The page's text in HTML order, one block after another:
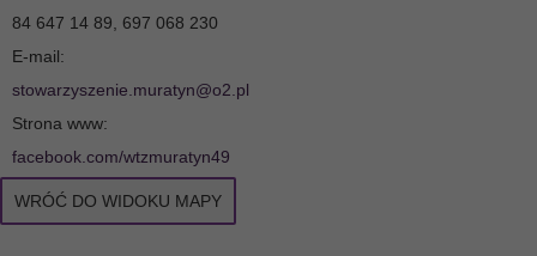
84 647 14 89, 697 068 230
E-mail:
stowarzyszenie.muratyn@o2.pl
Strona www:
facebook.com/wtzmuratyn49
WRÓĆ DO WIDOKU MAPY